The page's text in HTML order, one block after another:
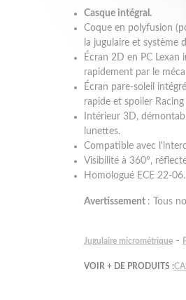
Casque intégral.
Coque en polyfusion
la jugulaire et système
Écran 2D en PC Lexan
rapidement par le
Écran pare-soleil
rapide et spoiler
Intérieur 3D,
lunettes.
Compatible avec
Visibilité à 360º,
Homologué ECE 22-06.
Avertissement : Tous
Jugulaire micrométrique -
VOIR + DE PRODUITS :